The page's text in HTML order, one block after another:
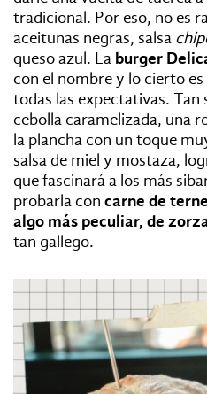
tradicional. Por eso, no es
aceitunas negras, salsa
queso azul. La burger
con el nombre y lo cierto
todas las expectativas. Tan
cebolla caramelizada, una
la plancha con un toque
salsa de miel y mostaza,
que fascinará a los más
probarla con carne de
algo más peculiar, de
tan gallego.